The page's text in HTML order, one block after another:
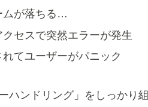
ムが落ちる…
セスで突然エラーが発生
れてユーザーがパニック
ハンドリング」をしっかり